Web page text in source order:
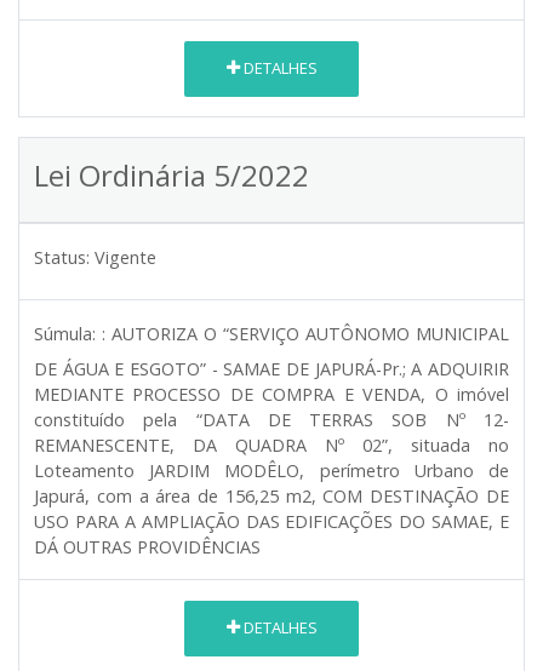
DETALHES
Lei Ordinária 5/2022
Status: Vigente
Súmula: : AUTORIZA O “SERVIÇO AUTÔNOMO MUNICIPAL
DE ÁGUA E ESGOTO” - SAMAE DE JAPURÁ-Pr.; A ADQUIRIR
MEDIANTE PROCESSO DE COMPRA E VENDA, O imóvel
constituído pela “DATA DE TERRAS SOB Nº 12-
REMANESCENTE, DA QUADRA Nº 02”, situada no
Loteamento JARDIM MODÊLO, perímetro Urbano de
Japurá, com a área de 156,25 m2, COM DESTINAÇÃO DE
USO PARA A AMPLIAÇÃO DAS EDIFICAÇÕES DO SAMAE, E
DÁ OUTRAS PROVIDÊNCIAS
DETALHES